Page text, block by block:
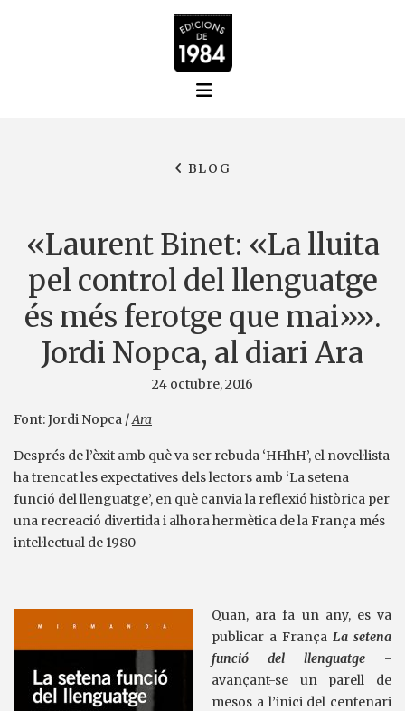
BLOG
«Laurent Binet: «La lluita
pel control del llenguatge
és més ferotge que mai»».
Jordi Nopca, al diari Ara
24 octubre, 2016
Font: Jordi Nopca /Ara
Després de l’èxit amb què va ser rebuda ‘HHhH’, el novel·lista
ha trencat les expectatives dels lectors amb ‘La setena
funció del llenguatge’, en què canvia la reflexió històrica per
una recreació divertida i alhora hermètica de la França més
intel·lectual de 1980
Quan, ara fa un any, es va
publicar a França La setena
funció del llenguatge -
avançant-se un parell de
mesos a l’inici del centenari